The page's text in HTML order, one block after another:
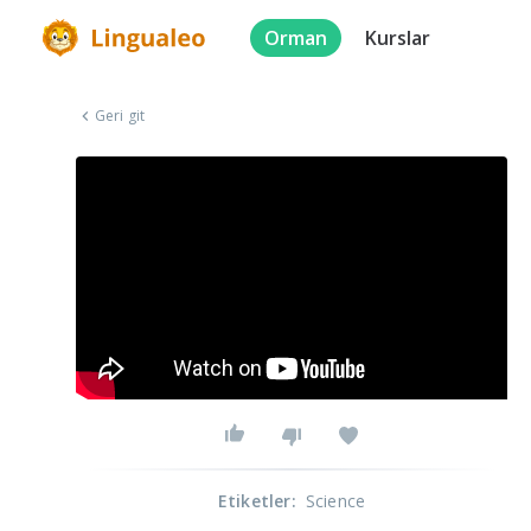
Orman Kurslar
Geri git
Etiketler: Science